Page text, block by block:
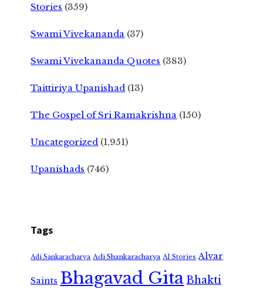
Stories (359)
Swami Vivekananda (37)
Swami Vivekananda Quotes (383)
Taittiriya Upanishad (13)
The Gospel of Sri Ramakrishna (150)
Uncategorized (1,951)
Upanishads (746)
Tags
Adi Sankaracharya Adi Shankaracharya AI Stories Alvar
Saints Bhagavad GitaBhakti